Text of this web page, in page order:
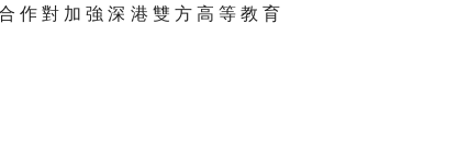
作 對 加 強 深 港 雙 方 高 等 教 育